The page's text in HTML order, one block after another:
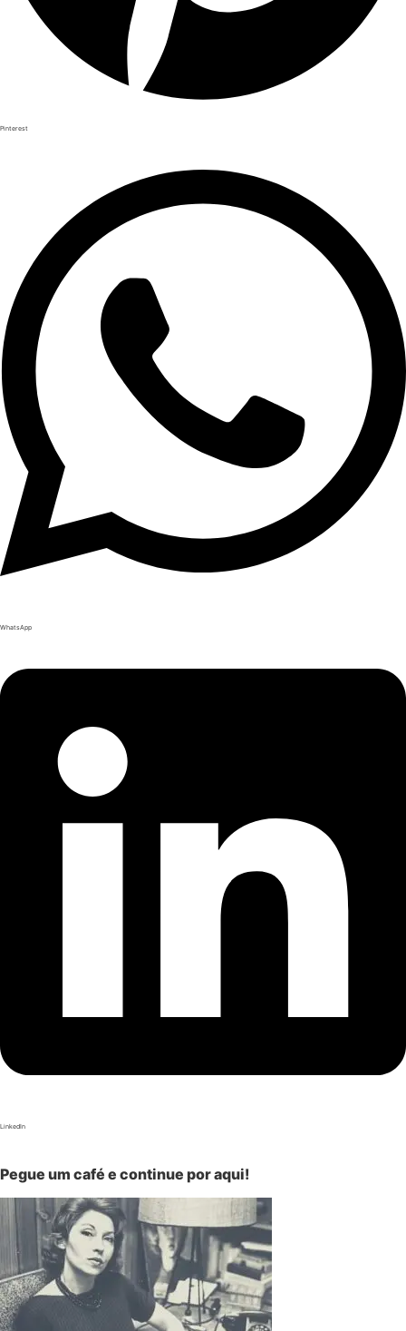
Pinterest
WhatsApp
LinkedIn
Pegue um café e continue por aqui!